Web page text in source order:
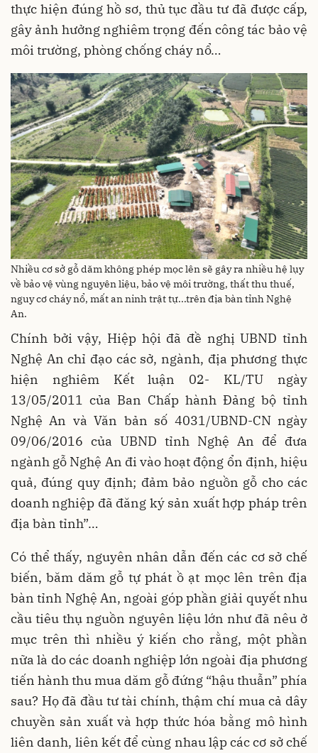
thực hiện đúng hồ sơ, thủ tục đầu tư đã được cấp,
gây ảnh hưởng nghiêm trọng đến công tác bảo vệ
môi trường, phòng chống cháy nổ…
Nhiều cơ sở gỗ dăm không phép mọc lên sẽ gây ra nhiều hệ lụy
về bảo vệ vùng nguyên liệu, bảo vệ môi trường, thất thu thuế,
nguy cơ cháy nổ, mất an ninh trật tự...trên địa bàn tỉnh Nghệ
An.
Chính bởi vậy, Hiệp hội đã đề nghị UBND tỉnh
Nghệ An chỉ đạo các sở, ngành, địa phương thực
hiện nghiêm Kết luận 02- KL/TU ngày
13/05/2011 của Ban Chấp hành Đảng bộ tỉnh
Nghệ An và Văn bản số 4031/UBND-CN ngày
09/06/2016 của UBND tỉnh Nghệ An để đưa
ngành gỗ Nghệ An đi vào hoạt động ổn định, hiệu
quả, đúng quy định; đảm bảo nguồn gỗ cho các
doanh nghiệp đã đăng ký sản xuất hợp pháp trên
địa bàn tỉnh”…
Có thể thấy, nguyên nhân dẫn đến các cơ sở chế
biến, băm dăm gỗ tự phát ồ ạt mọc lên trên địa
bàn tỉnh Nghệ An, ngoài góp phần giải quyết nhu
cầu tiêu thụ nguồn nguyên liệu lớn như đã nêu ở
mục trên thì nhiều ý kiến cho rằng, một phần
nữa là do các doanh nghiệp lớn ngoài địa phương
tiến hành thu mua dăm gỗ đứng “hậu thuẫn” phía
sau? Họ đã đầu tư tài chính, thậm chí mua cả dây
chuyền sản xuất và hợp thức hóa bằng mô hình
liên danh, liên kết để cùng nhau lập các cơ sở chế